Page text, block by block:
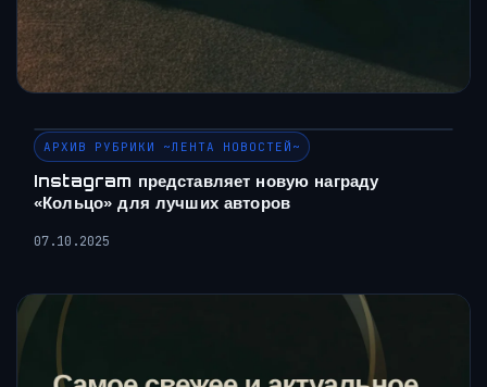
АРХИВ РУБРИКИ ~ЛЕНТА НОВОСТЕЙ~
Instagram представляет новую награду
«Кольцо» для лучших авторов
07.10.2025